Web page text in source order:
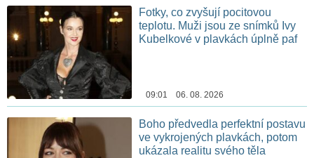
Fotky, co zvyšují pocitovou
teplotu. Muži jsou ze snímků Ivy
Kubelkové v plavkách úplně paf
09:01 06. 08. 2026
Boho předvedla perfektní postavu
ve vykrojených plavkách, potom
ukázala realitu svého těla